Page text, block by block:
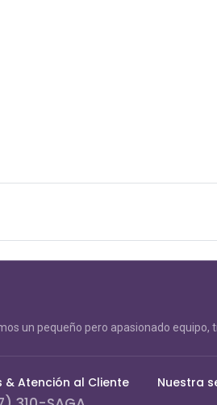
un pequeño pero apasionado
& Atención al Cliente Nuestra